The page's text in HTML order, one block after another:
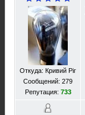
Откуда: Кривий Ріг
Сообщений: 279
Репутация: 733